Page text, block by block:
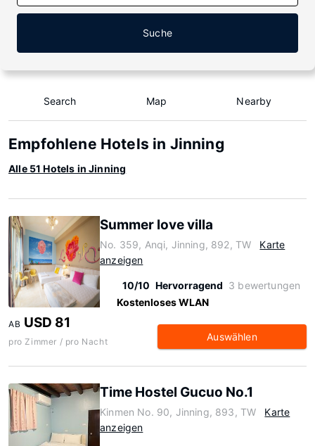
Suche
Search Map Nearby
Empfohlene Hotels in Jinning
Alle 51 Hotels in Jinning
Summer love villa
No. 359, Anqi, Jinning, 892, TW
Karte
anzeigen
10/10 Hervorragend 3 bewertungen
Kostenloses WLAN
AB USD 81
pro Zimmer / pro Nacht Auswählen
Time Hostel Gucuo No.1
Kinmen No. 90, Jinning, 893, TW
Karte
anzeigen